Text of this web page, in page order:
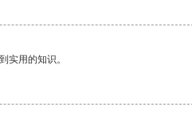
实用的知识。